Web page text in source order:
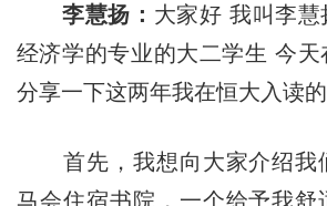
李慧扬： 大家好 我叫李慧
经济学的专业的大二学生 今
分享一下这两年我在恒大入读的
首先，我想向大家介绍我
马会住宿书院，一个给予我舒